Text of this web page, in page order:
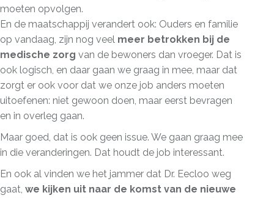
moeten opvolgen.
En de maatschappij verandert ook: Ouders en familie
op vandaag, zijn nog veel meer betrokken bij de
medische zorg van de bewoners dan vroeger. Dat is
ook logisch, en daar gaan we graag in mee, maar dat
zorgt er ook voor dat we onze job anders moeten
uitoefenen: niet gewoon doen, maar eerst bevragen
en in overleg gaan.
Maar goed, dat is ook geen issue. We gaan graag mee
in die veranderingen. Dat houdt de job interessant.
En ook al vinden we het jammer dat Dr. Eecloo weg
gaat, we kijken uit naar de komst van de nieuwe